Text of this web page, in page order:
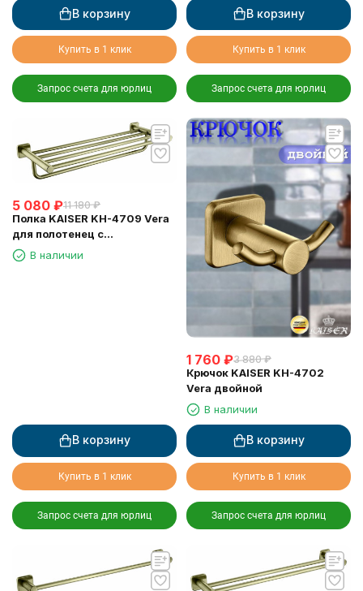
В корзину
Купить в 1 клик
Запрос счета для юрлиц
В корзину
Купить в 1 клик
Запрос счета для юрлиц
5 080 ₽11 180 ₽
Полка KAISER KH-4709 Vera
для полотенец с
держателем
В наличии
В корзину
Купить в 1 клик
Запрос счета для юрлиц
1 760 ₽3 880 ₽
Крючок KAISER KH-4702
Vera двойной
В наличии
В корзину
Купить в 1 клик
Запрос счета для юрлиц